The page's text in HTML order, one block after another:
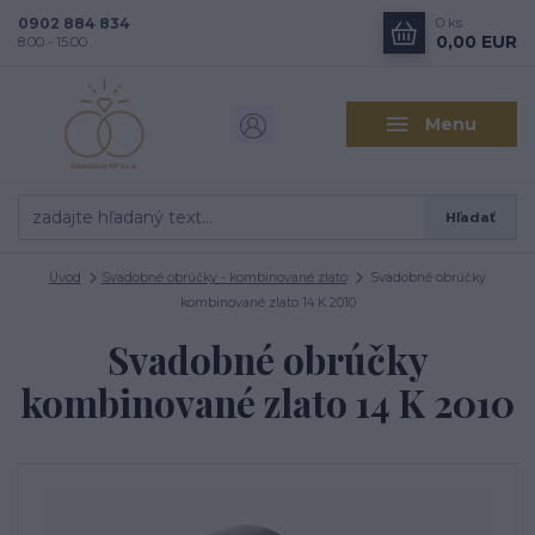
Menu
Hľadať
0902 884 834
8.00 - 15.00
0 ks
0,00 EUR
Úvod Svadobné obrúčky - kombinované zlato
Svadobné obrúčky
kombinované zlato 14 K 2010
Svadobné obrúčky
kombinované zlato 14 K 2010